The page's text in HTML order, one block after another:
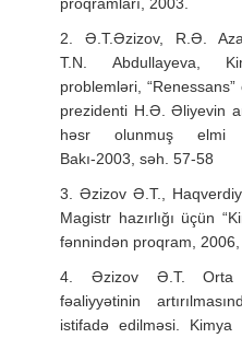
2. Ə.T.Əzizov, R.Ə.
T.N. Abdullayeva,
problemləri,
prezidenti H.Ə. Əliyevin
həsr olunmuş elmi
Bakı-2003, səh. 57-58
3. Əzizov Ə.T.,
Magistr hazırlığı üçün
fənnindən proqram, 2006,
4. Əzizov Ə.T. Orta
fəaliyyətinin
istifadə edilməsi.